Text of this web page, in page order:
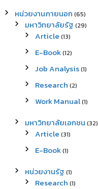
หน่วยงานภายนอก (65)
มหาวิทยาลัยรัฐ (29)
Article (13)
E-Book(12)
Job Analysis(1)
Research (2)
Work Manual(1)
มหาวิทยาลัยเอกชน (32)
Article (31)
E-Book(1)
หน่วยงานรัฐ (1)
Research (1)